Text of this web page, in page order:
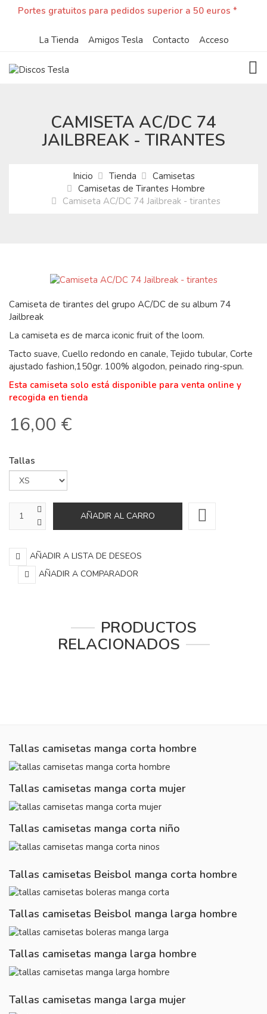
Portes gratuitos para pedidos superior a 50 euros *
La Tienda Amigos Tesla Contacto Acceso
CAMISETA AC/DC 74
JAILBREAK - TIRANTES
Inicio Tienda
Camisetas
Camisetas de Tirantes Hombre
Camiseta AC/DC 74 Jailbreak - tirantes
Camiseta de tirantes del grupo AC/DC de su album 74
Jailbreak
La camiseta es de marca iconic fruit of the loom.
Tacto suave, Cuello redondo en canale, Tejido tubular, Corte
ajustado fashion,150gr. 100% algodon, peinado ring-spun.
Esta camiseta solo está disponible para venta online y
recogida en tienda
16,00 €
Tallas
AÑADIR A LISTA DE DESEOS
AÑADIR A COMPARADOR
PRODUCTOS
RELACIONADOS
Tallas camisetas manga corta hombre
Tallas camisetas manga corta mujer
Tallas camisetas manga corta niño
Tallas camisetas Beisbol manga corta hombre
Tallas camisetas Beisbol manga larga hombre
Tallas camisetas manga larga hombre
Tallas camisetas manga larga mujer